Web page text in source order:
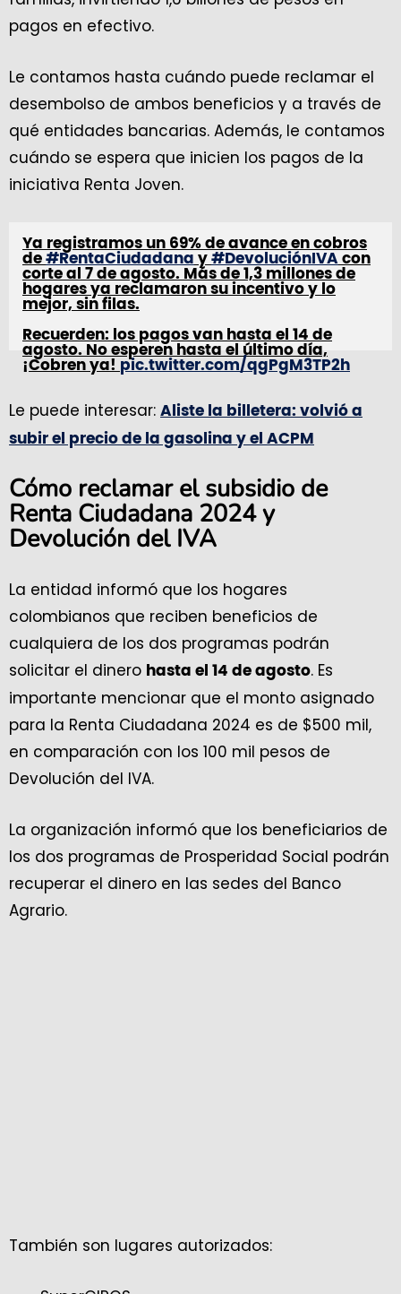
pagos en efectivo.
Le contamos hasta cuándo puede reclamar el
desembolso de ambos beneficios y a través de
qué entidades bancarias. Además, le contamos
cuándo se espera que inicien los pagos de la
iniciativa Renta Joven.
Ya registramos un 69% de avance en cobros
de #RentaCiudadana y #DevoluciónIVA con
corte al 7 de agosto. Más de 1,3 millones de
hogares ya reclamaron su incentivo y lo
mejor, sin filas.
Recuerden: los pagos van hasta el 14 de
agosto. No esperen hasta el último día,
¡Cobren ya! pic.twitter.com/qgPgM3TP2h
— Renta Ciudadana (@RentaCiudadana)
August 8, 2024
Le puede interesar: Aliste la billetera: volvió a
subir el precio de la gasolina y el ACPM
Cómo reclamar el subsidio de
Renta Ciudadana 2024 y
Devolución del IVA
La entidad informó que los hogares
colombianos que reciben beneficios de
cualquiera de los dos programas podrán
solicitar el dinero hasta el 14 de agosto. Es
importante mencionar que el monto asignado
para la Renta Ciudadana 2024 es de $500 mil,
en comparación con los 100 mil pesos de
Devolución del IVA.
La organización informó que los beneficiarios de
los dos programas de Prosperidad Social podrán
recuperar el dinero en las sedes del Banco
Agrario.
También son lugares autorizados: